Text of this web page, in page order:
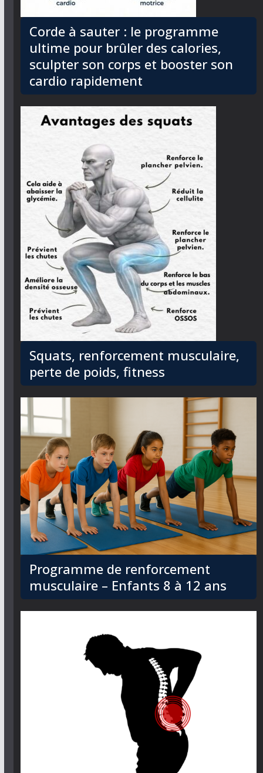
Corde à sauter : le programme
ultime pour brûler des calories,
sculpter son corps et booster son
cardio rapidement
Squats, renforcement musculaire,
perte de poids, fitness
Programme de renforcement
musculaire – Enfants 8 à 12 ans